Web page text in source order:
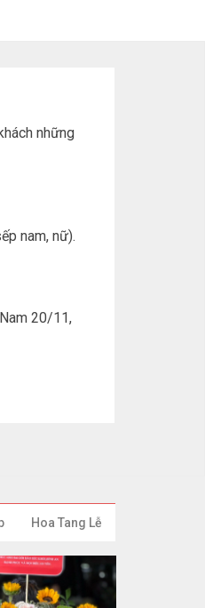
những
nam, nữ).
20/11,
Hoa Tang Lễ